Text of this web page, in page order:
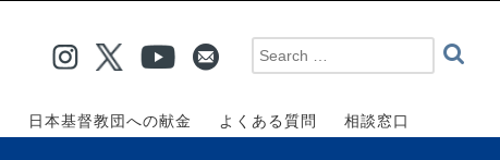
日本基督教団への献金 よくある質問 相談窓口